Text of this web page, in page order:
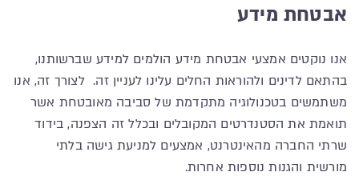
אבטחת מידע
אנו נוקטים אמצעי אבטחת מידע הולמים למידע שברשותנו,
בהתאם לדינים ולהוראות החלים עלינו לעניין זה. לצורך זה, אנו
משתמשים בטכנולוגיה מתקדמת של סביבה מאובטחת אשר
תואמת את הסטנדרטים המקובלים ובכלל זה הצפנה, בידוד
שרתי החברה מהאינטרנט, אמצעים למניעת גישה בלתי
מורשית והגנות נוספות אחרות.